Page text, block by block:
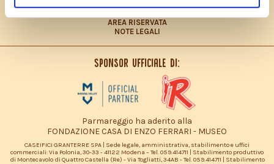
AREA RISERVATA
NOTE LEGALI
Sponsor ufficiale di:
Parmareggio ha aderito alla
FONDAZIONE CASA DI ENZO FERRARI - MUSEO
CASEIFICI GRANTERRE SPA | Sede legale, amministrativa, stabilimento e uffici
commerciali: Via Polonia, 30-33 - 41122 Modena – Tel. 059.414711 | Stabilimento produttivo
di Montecavolo di Quattro Castella (Re) - Via Togliatti, 34AB - Tel. 059.414711 | Stabilimento